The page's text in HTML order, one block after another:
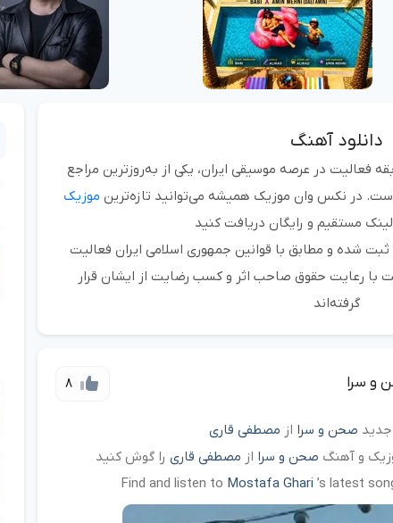
دانلود آهنگ
در عرصه موسیقی ایران، یکی از به‌روزترین مراجع
در نکس وان موزیک همیشه می‌توانید تازه‌ترین موزیک
لینک مستقیم و رایگان دریافت کنید
شده و مطابق با قوانین جمهوری اسلامی ایران فعالیت
با رعایت حقوق صاحب اثر و کسب رضایت از ایشان قرار
گرفته‌اند
8 و سرا
جدید صحن و سرا از مصطفی قاری
و آهنگ صحن و سرا از مصطفی قاری را گوش کنید
Find and listen to Mostafa Ghari ’s latest